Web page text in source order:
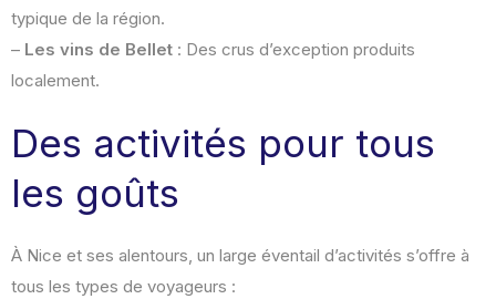
typique de la région.
– Les vins de Bellet : Des crus d’exception produits
localement.
Des activités pour tous
les goûts
À Nice et ses alentours, un large éventail d’activités s’offre à
tous les types de voyageurs :